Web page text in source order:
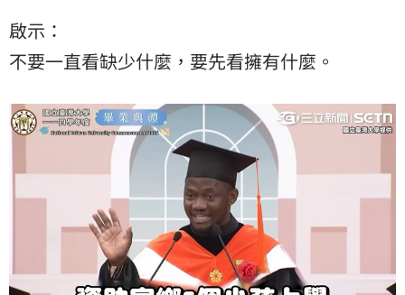
啟示：
不要一直看缺少什麼，要先看擁有什麼。